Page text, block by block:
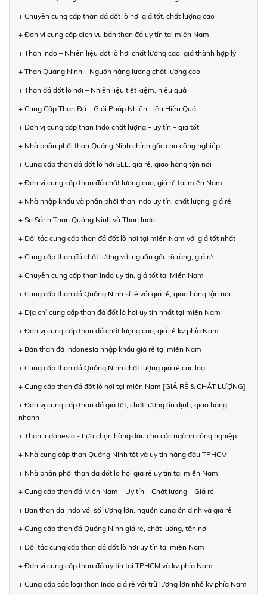
+ Chuyên cung cấp than đá đốt lò hơi giá tốt, chất lượng cao
+ Đơn vị cung cấp dịch vụ bán than đá uy tín tại miền Nam
+ Than Indo – Nhiên liệu đốt lò hơi chất lượng cao, giá thành hợp lý
+ Than Quảng Ninh – Nguồn năng lượng chất lượng cao
+ Than đá đốt lò hơi – Nhiên liệu tiết kiệm, hiệu quả
+ Cung Cấp Than Đá – Giải Pháp Nhiên Liệu Hiệu Quả
+ Đơn vị cung cấp than Indo chất lượng – uy tín – giá tốt
+ Nhà phân phối than Quảng Ninh chính gốc cho công nghiệp
+ Cung cấp than đá đốt lò hơi SLL, giá rẻ, giao hàng tận nơi
+ Đơn vị cung cấp than đá chất lượng cao, giá rẻ tại miền Nam
+ Nhà nhập khẩu và phân phối than Indo uy tín, chất lượng, giá rẻ
+ So Sánh Than Quảng Ninh và Than Indo
+ Đối tác cung cấp than đá đốt lò hơi tại miền Nam với giá tốt nhất
+ Cung cấp than đá chất lượng với nguồn gốc rõ ràng, giá rẻ
+ Chuyên cung cấp than Indo uy tín, giá tốt tại Miền Nam
+ Cung cấp than đá Quảng Ninh sỉ lẻ với giá rẻ, giao hàng tận nơi
+ Địa chỉ cung cấp than đá đốt lò hơi uy tín nhất tại miền Nam
+ Đơn vị cung cấp than đá chất lượng cao, giá rẻ kv phía Nam
+ Bán than đá Indonesia nhập khẩu giá rẻ tại miền Nam
+ Cung cấp than đá Quảng Ninh chất lượng giá rẻ các loại
+ Cung cấp than đá đốt lò hơi tại miền Nam [GIÁ RẺ & CHẤT LƯỢNG]
+ Đơn vị cung cấp than đá giá tốt, chất lượng ổn định, giao hàng
nhanh
+ Than Indonesia - Lựa chọn hàng đầu cho các ngành công nghiệp
+ Nhà cung cấp than Quảng Ninh tốt và uy tín hàng đầu TPHCM
+ Nhà phân phối than đá đốt lò hơi giá rẻ uy tín tại miền Nam
+ Cung cấp than đá Miền Nam – Uy tín – Chất lượng – Giá rẻ
+ Bán than đá Indo với số lượng lớn, nguồn cung ổn định và giá rẻ
+ Cung cấp than đá Quảng Ninh giá rẻ, chất lượng, tận nơi
+ Đối tác cung cấp than đá đốt lò hơi uy tín tại miền Nam
+ Đơn vị cung cấp than đá uy tín tại TPHCM và kv phía Nam
+ Cung cấp các loại than Indo giá rẻ với trữ lượng lớn nhỏ kv phía Nam